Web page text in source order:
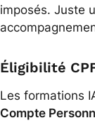
imposés. Juste
Éligibilité
Les formations
Compte